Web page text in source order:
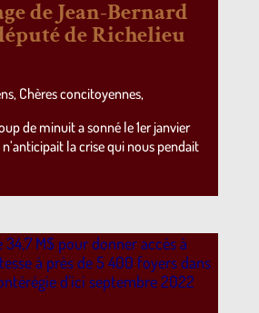
de Jean-Bernard
de Richelieu
Chères concitoyennes,
de minuit a sonné le 1er janvier
la crise qui nous pendait